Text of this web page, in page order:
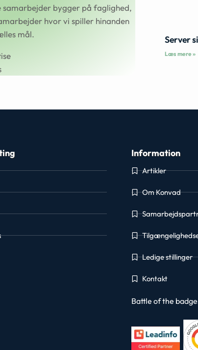
bygger på faglighed,
hvor vi spiller hinanden
mål.
Server
Læs mere »
Information
Artikler
Om Konvad
Ledige stillinger
Kontakt
Battle of the